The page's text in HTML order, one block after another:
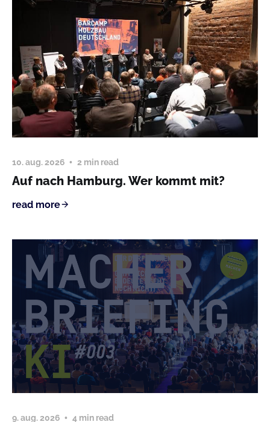
10. aug. 2026 2 min read
Auf nach Hamburg. Wer kommt mit?
read more
9. aug. 2026 4 min read